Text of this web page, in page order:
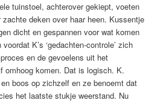
tuinstoel, achterover gekiept, voeten
deken over haar heen. Kussentje
dicht en gespannen voor wat komen
K’s ‘gedachten-controle’ zich
en de gevoelens uit het
omhoog komen. Dat is logisch. K.
boos op zichzelf en ze benoemt dat
het laatste stukje weerstand. Nu